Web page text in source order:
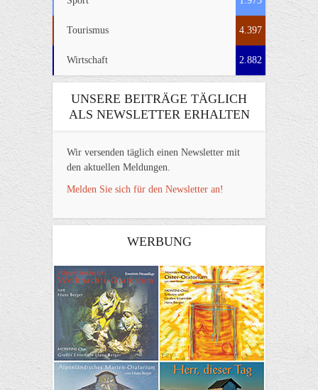
Tourismus 4.397
Wirtschaft 2.882
UNSERE BEITRÄGE TÄGLICH
ALS NEWSLETTER ERHALTEN
Wir versenden täglich einen Newsletter mit
den aktuellen Meldungen.
Melden Sie sich für den Newsletter an!
WERBUNG